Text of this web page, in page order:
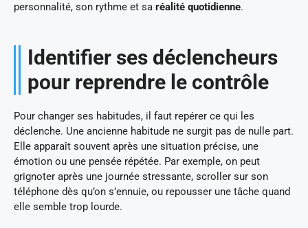
personnalité, son rythme et sa réalité quotidienne.
Identifier ses déclencheurs
pour reprendre le contrôle
Pour changer ses habitudes, il faut repérer ce qui les
déclenche. Une ancienne habitude ne surgit pas de nulle part.
Elle apparaît souvent après une situation précise, une
émotion ou une pensée répétée. Par exemple, on peut
grignoter après une journée stressante, scroller sur son
téléphone dès qu’on s’ennuie, ou repousser une tâche quand
elle semble trop lourde.